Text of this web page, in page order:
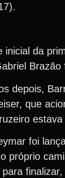
inicial da
depois,
que
foi
próprio
para